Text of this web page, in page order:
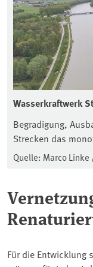
Wasserkraftwerk
Begradigung,
Strecken das
Quelle: Marco
Für die Entwicklung